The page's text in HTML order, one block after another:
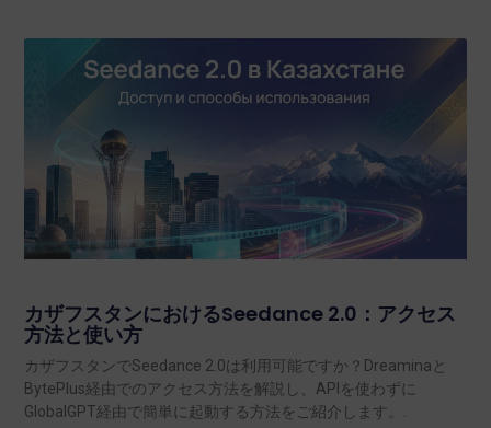
カザフスタンにおけるSeedance 2.0：アクセス
方法と使い方
カザフスタンでSeedance 2.0は利用可能ですか？Dreaminaと
BytePlus経由でのアクセス方法を解説し、APIを使わずに
GlobalGPT経由で簡単に起動する方法をご紹介します。.